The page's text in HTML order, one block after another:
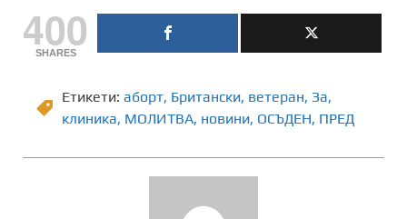
400
SHARES
Етикети: аборт, Британски, ветеран, Зa,
клиника, МОЛИТВА, новини, ОСЪДЕН, ПРЕД